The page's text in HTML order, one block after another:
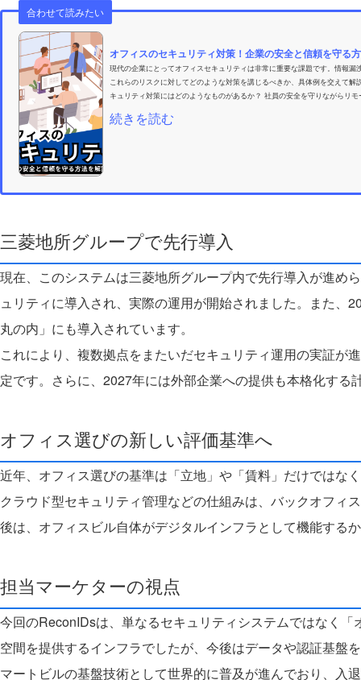
合わせて読みたい
オフィスのセキュリティ対策！企業の安全と信頼を守る
現代の企業にとってオフィスセキュリティは非常に重要な課題です。情報
これらのリスクに対してどのような対策を講じるべきか、具体例を交えて
キュリティ対策にはどのようなものがあるか？ 社員の安全を守りながらリ
続きを読む
三菱地所グループで先行導入
現在、このシステムは三菱地所グループ内で先行導入が進め
ュリティに導入され、実際の運用が開始されました。また、
丸の内」にも導入されています。
これにより、複数拠点をまたいだセキュリティ運用の実証が
定です。 さらに、2027年には外部企業への提供も本格化する
オフィス選びの新しい評価基準へ
近年、オフィス選びの基準は「立地」や「賃料」だけではな
クラウド型セキュリティ管理などの仕組みは、バックオフィ
後は、オフィスビル自体がデジタルインフラとして機能する
担当マーケターの視点
今回のReconIDsは、単なるセキュリティシステムではなく
空間を提供するインフラでしたが、今後はデータや認証基盤
マートビルの基盤技術として世界的に普及が進んでおり、入